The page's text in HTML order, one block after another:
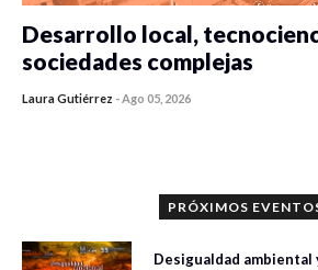
Desarrollo local,
sociedades complejas
Laura Gutiérrez -Ago 05, 2026
PRÓXIMOS
Desigualdad